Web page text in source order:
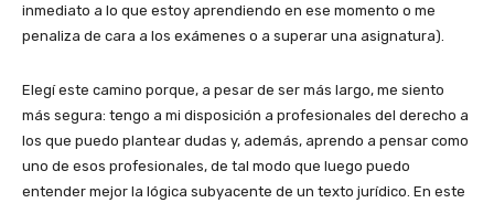
inmediato a lo que estoy aprendiendo en ese momento o me
penaliza de cara a los exámenes o a superar una asignatura).
Elegí este camino porque, a pesar de ser más largo, me siento
más segura: tengo a mi disposición a profesionales del derecho a
los que puedo plantear dudas y, además, aprendo a pensar como
uno de esos profesionales, de tal modo que luego puedo
entender mejor la lógica subyacente de un texto jurídico. En este